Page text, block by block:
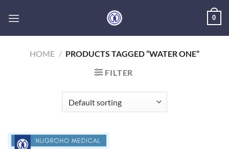
0
HOME / PRODUCTS TAGGED “WATER ONE”
FILTER